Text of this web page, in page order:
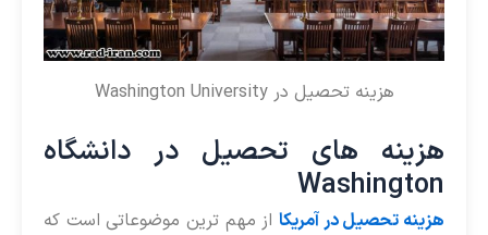
هزینه تحصیل در Washington University
هزینه های تحصیل در دانشگاه
Washington
هزینه تحصیل در آمریکا از مهم ترین موضوعاتی است که